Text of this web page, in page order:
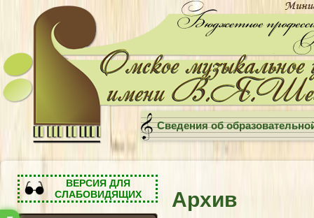
Сведения об
ВЕРСИЯ ДЛЯ
СЛАБОВИДЯЩИХ
Архив